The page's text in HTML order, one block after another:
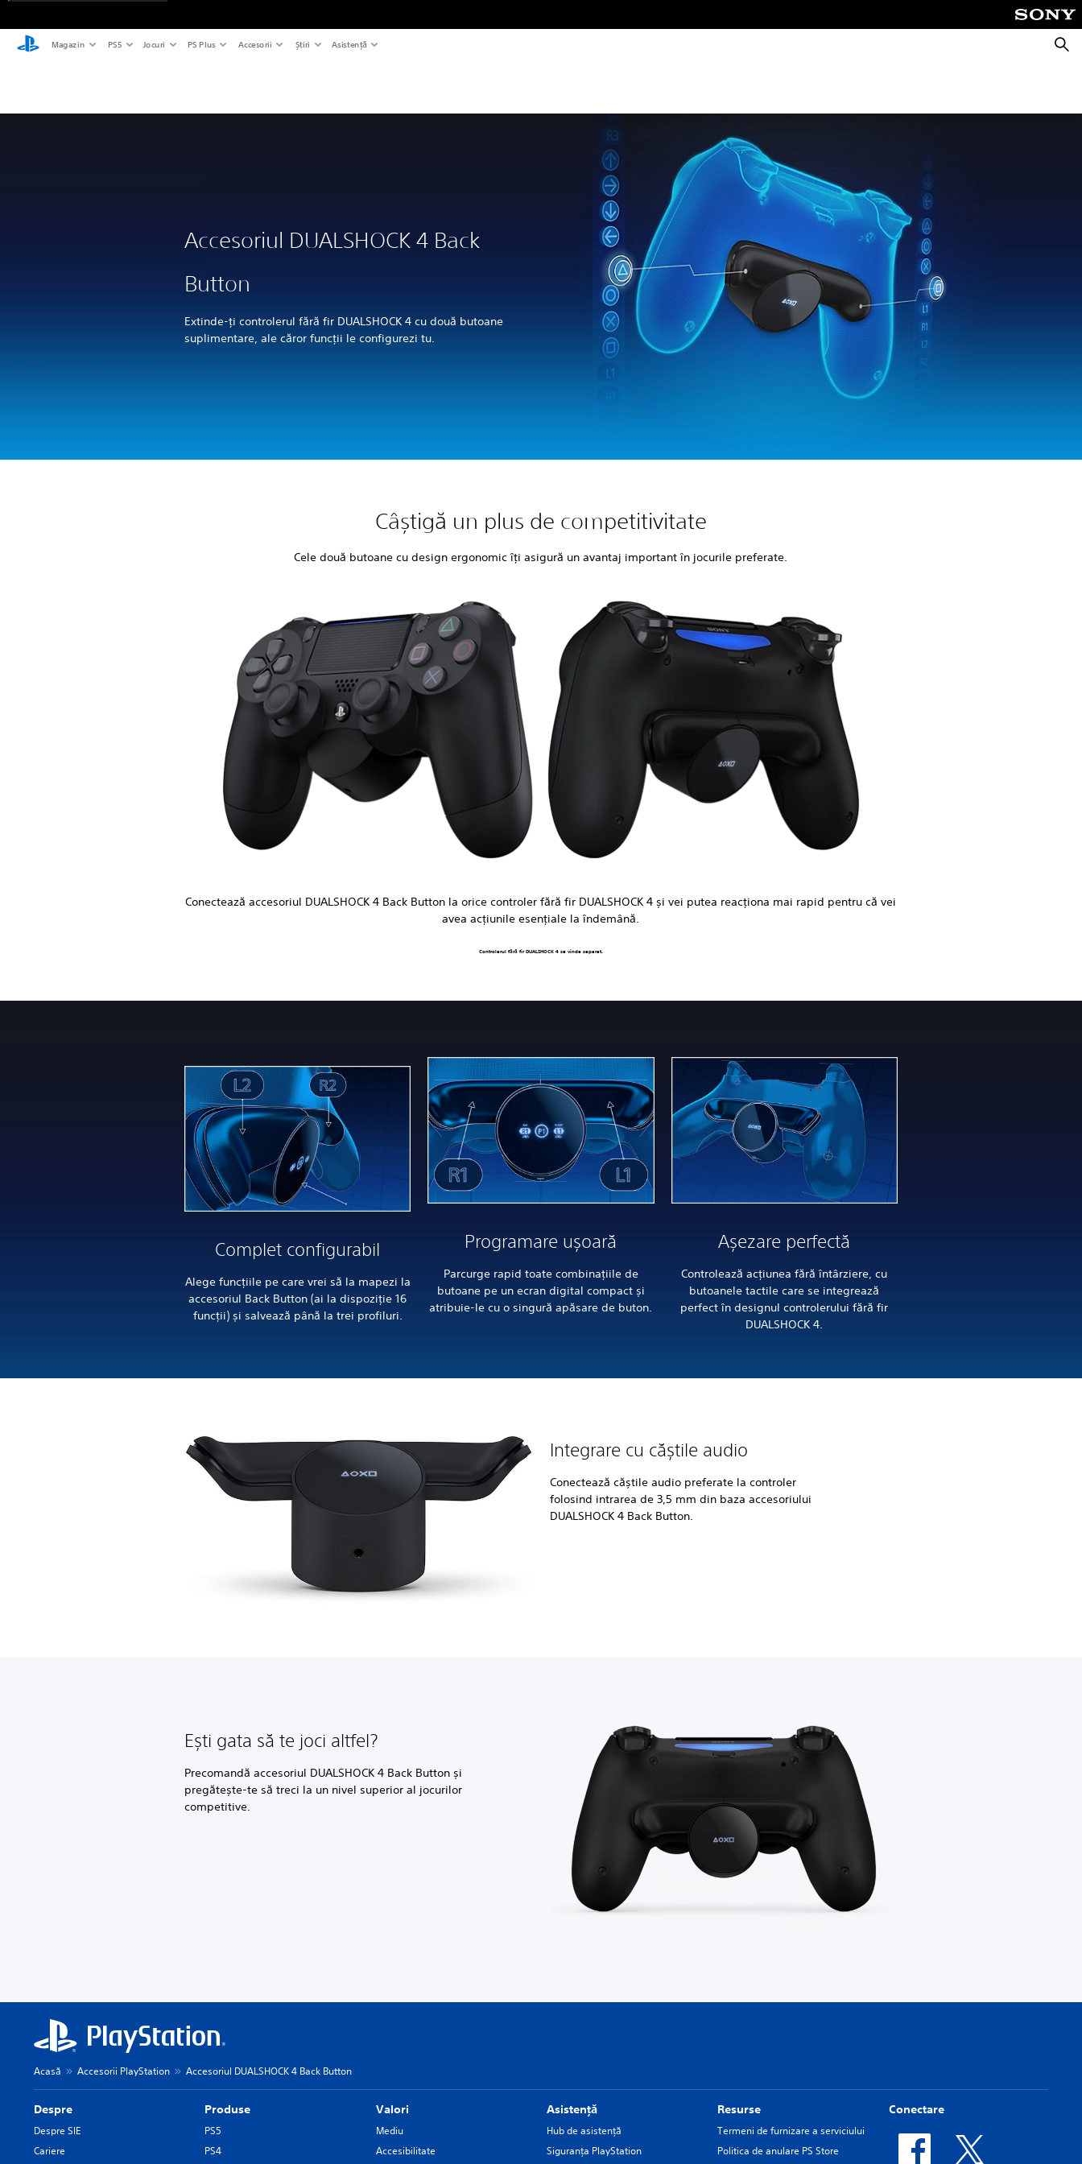
Magazin PS5 Jocuri PS Plus Accesorii Știri Asistență
Accesoriul DUALSHOCK 4 Back
Button
Extinde-ți controlerul fără fir DUALSHOCK 4 cu două butoane
suplimentare, ale căror funcții le configurezi tu.
Câștigă un plus de competitivitate
Cele două butoane cu design ergonomic îți asigură un avantaj important în jocurile preferate.
Conectează accesoriul DUALSHOCK 4 Back Button la orice controler fără fir DUALSHOCK 4 și vei putea reacționa mai rapid pentru că vei
avea acțiunile esențiale la îndemână.
Controlerul fără fir DUALSHOCK 4 se vinde separat.
Complet configurabil
Alege funcțiile pe care vrei să la mapezi la
accesoriul Back Button (ai la dispoziție 16
funcții) și salvează până la trei profiluri.
Programare ușoară
Parcurge rapid toate combinațiile de
butoane pe un ecran digital compact și
atribuie-le cu o singură apăsare de buton.
Așezare perfectă
Controlează acțiunea fără întârziere, cu
butoanele tactile care se integrează
perfect în designul controlerului fără fir
DUALSHOCK 4.
Integrare cu căștile audio
Conectează căștile audio preferate la controler
folosind intrarea de 3,5 mm din baza accesoriului
DUALSHOCK 4 Back Button.
Ești gata să te joci altfel?
Precomandă accesoriul DUALSHOCK 4 Back Button și
pregătește-te să treci la un nivel superior al jocurilor
competitive.
Acasă Accesorii PlayStation Accesoriul DUALSHOCK 4 Back Button
Despre
Despre SIE
Cariere
Produse
PS5
PS4
Valori
Mediu
Accesibilitate
Asistență
Hub de asistență
Siguranţa PlayStation
Resurse
Termeni de furnizare a serviciului
Politica de anulare PS Store
Conectare